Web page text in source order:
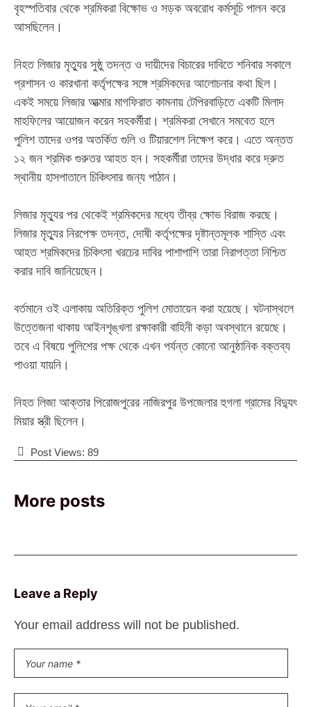
বৃহস্পতিবার থেকে শ্রমিকরা বিক্ষোভ ও সড়ক অবরোধ কর্মসূচি পালন করে
আসছিলেন।
‎নিহত লিজার মৃত্যুর সুষ্ঠু তদন্ত ও দায়ীদের বিচারের দাবিতে শনিবার সকালে
প্রশাসন ও কারখানা কর্তৃপক্ষের সঙ্গে শ্রমিকদের আলোচনার কথা ছিল।
একই সময়ে লিজার আত্মার মাগফিরাত কামনায় টেপিরবাড়িতে একটি মিলাদ
মাহফিলের আয়োজন করেন সহকর্মীরা। শ্রমিকরা সেখানে সমবেত হলে
পুলিশ তাদের ওপর অতর্কিত গুলি ও টিয়ারশেল নিক্ষেপ করে। এতে অন্তত
১২ জন শ্রমিক গুরুতর আহত হন। সহকর্মীরা তাদের উদ্ধার করে দ্রুত
স্থানীয় হাসপাতালে চিকিৎসার জন্য পাঠান।
‎লিজার মৃত্যুর পর থেকেই শ্রমিকদের মধ্যে তীব্র ক্ষোভ বিরাজ করছে।
লিজার মৃত্যুর নিরপেক্ষ তদন্ত, দোষী কর্তৃপক্ষের দৃষ্টান্তমূলক শাস্তি এবং
আহত শ্রমিকদের চিকিৎসা খরচের দাবির পাশাপাশি তারা নিরাপত্তা নিশ্চিত
করার দাবি জানিয়েছেন।
‎​বর্তমানে ওই এলাকায় অতিরিক্ত পুলিশ মোতায়েন করা হয়েছে। ঘটনাস্থলে
উত্তেজনা থাকায় আইনশৃঙ্খলা রক্ষাকারী বাহিনী কড়া অবস্থানে রয়েছে।
তবে এ বিষয়ে পুলিশের পক্ষ থেকে এখন পর্যন্ত কোনো আনুষ্ঠানিক বক্তব্য
পাওয়া যায়নি।
‎​নিহত লিজা আক্তার পিরোজপুরের নাজিরপুর উপজেলার হুগলা গ্রামের বিদ্যুৎ
মিয়ার স্ত্রী ছিলেন।
Post Views: 89
More posts
Leave a Reply
Your email address will not be published.